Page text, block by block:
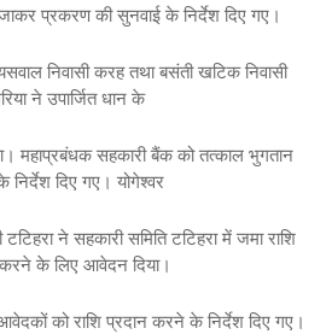
प्रकरण की सुनवाई के निर्देश दिए गए।
निवासी करह तथा बसंती खटिक निवासी
ने उपार्जित धान के
महाप्रबंधक सहकारी बैंक को तत्काल भुगतान
दिए गए। योगेश्वर
ने सहकारी समिति टटिहरा में जमा राशि
के लिए आवेदन दिया।
को राशि प्रदान करने के निर्देश दिए गए।